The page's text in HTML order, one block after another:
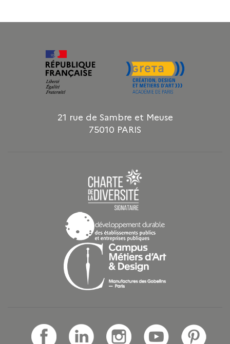
21 rue de Sambre et Meuse
75010 PARIS